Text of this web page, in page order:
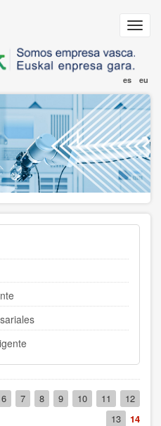
es eu
Página
6 Página
7 Página
8 Página
9 Página
10 Página
11 Página
12
Página
13
Página
14